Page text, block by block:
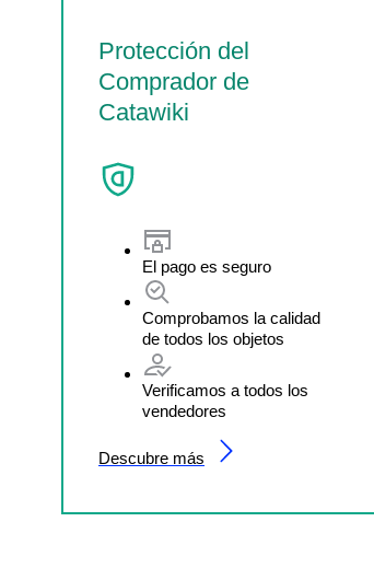
Protección del
Comprador de
Catawiki
El pago es seguro
Comprobamos la calidad
de todos los objetos
Verificamos a todos los
vendedores
Descubre más